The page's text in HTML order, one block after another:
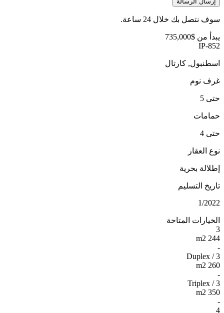
سوف نتصل بك خلال 24 ساعة.
يبدأ من $735,000
IP-852
اسطنبول, كارتال
غرف نوم
حتى 5
حمامات
حتى 4
نوع العقار
إطلالة بحرية
تاريخ التسليم
1/2022
الخيارات المتاحة
3
244 m2
-
3 / Duplex
260 m2
-
3 / Triplex
350 m2
-
4